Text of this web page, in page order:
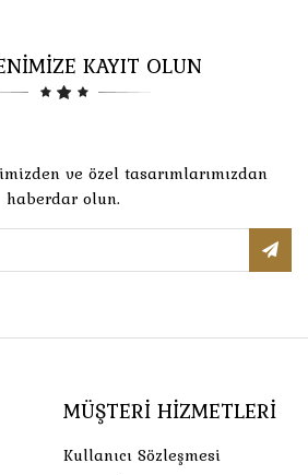
KAYIT OLUN
ve özel tasarımlarımızdan
haberdar olun.
MÜŞTERI HIZMETLERI
Kullanıcı Sözleşmesi